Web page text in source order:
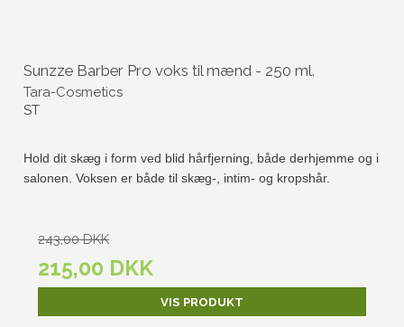
Sunzze Barber Pro voks til mænd - 250 ml.
Tara-Cosmetics
ST
Hold dit skæg i form ved blid hårfjerning, både derhjemme og i
salonen. Voksen er både til skæg-, intim- og kropshår.
243,00 DKK
215,00 DKK
VIS PRODUKT